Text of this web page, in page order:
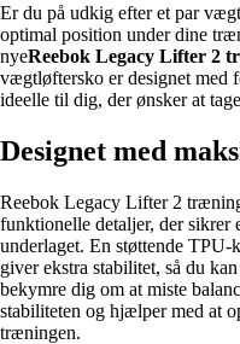
Er du på udkig efter et par
optimal position under dine
nyeReebok Legacy Lifter 2
vægtløftersko er designet med
ideelle til dig, der ønsker at
Designet med
Reebok Legacy Lifter 2
funktionelle detaljer, der sikrer
underlaget. En støttende
giver ekstra stabilitet, så du
bekymre dig om at miste
stabiliteten og hjælper med at
træningen.